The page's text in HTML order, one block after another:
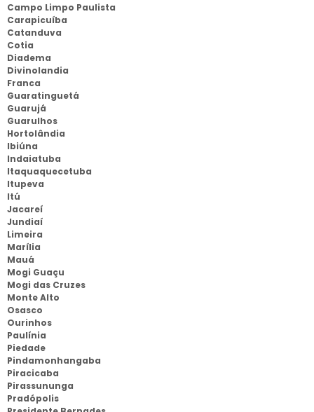
Campo Limpo Paulista
Carapicuíba
Catanduva
Cotia
Diadema
Divinolandia
Franca
Guaratinguetá
Guarujá
Guarulhos
Hortolândia
Ibiúna
Indaiatuba
Itaquaquecetuba
Itupeva
Itú
Jacareí
Jundiaí
Limeira
Marília
Mauá
Mogi Guaçu
Mogi das Cruzes
Monte Alto
Osasco
Ourinhos
Paulínia
Piedade
Pindamonhangaba
Piracicaba
Pirassununga
Pradópolis